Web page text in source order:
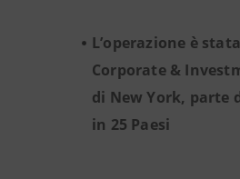
L’operazione è
Corporate &
di New York, parte
in 25 Paesi